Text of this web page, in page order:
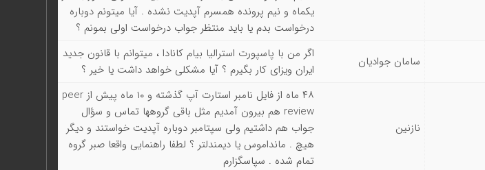
یکماه و نیم پرونده همسرم آپدیت نشده . آيا میتونم دوباره
درخواست بدم یا باید منتظر جواب درخواست اولی بمونم ؟
سامان جوادیان
اگر من با پاسپورت استرالیا بیام کانادا ، میتوانم با قانون جدید
ایران ویزای کار بگیرم ؟ آیا مشکلی خواهد داشت یا خیر ؟
نازنین
۴۸ ماه از فایل نامبر استارت آپ گذشته و ۱۰ ماه پیش از peer
review هم بیرون آمدیم مثل باقی گروهها تماس و سؤال
جواب هم داشتیم ولی سپتامبر دوباره آپدیت خواستند و دیگر
هیچ . مانداموس یا دیمندلتر ؟ لطفا راهنمایی واقعا صبر گروه
تمام شده . سپاسگزارم